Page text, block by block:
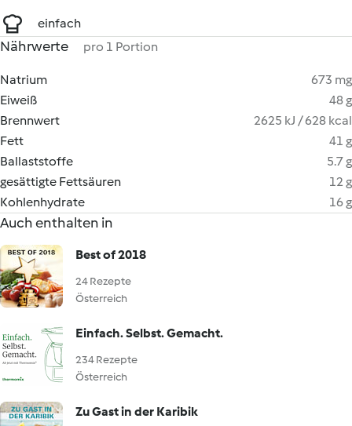
einfach
Nährwerte pro 1 Portion
Natrium
673 mg
Eiweiß
48 g
Brennwert
2625 kJ / 628 kcal
Fett
41 g
Ballaststoffe
5.7 g
gesättigte Fettsäuren
12 g
Kohlenhydrate
16 g
Auch enthalten in
Best of 2018
24 Rezepte
Österreich
Einfach. Selbst. Gemacht.
234 Rezepte
Österreich
Zu Gast in der Karibik